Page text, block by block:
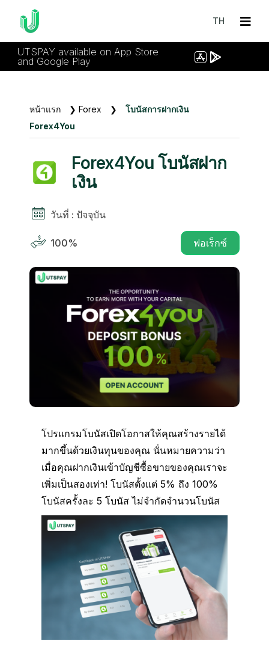
TH
UTSPAY available on App Store
and Google Play
หน้าแรก ❯ Forex ❯
โบนัสการฝากเงิน
Forex4You
Forex4You โบนัสฝาก
เงิน
วันที่ : ปัจจุบัน
100% ฟอเร็กซ์
โปรแกรมโบนัสเปิดโอกาสให้คุณสร้างรายได้
มากขึ้นด้วยเงินทุนของคุณ นั่นหมายความว่า
เมื่อคุณฝากเงินเข้าบัญชีซื้อขายของคุณเราจะ
เพิ่มเป็นสองเท่า! โบนัสตั้งแต่ 5% ถึง 100%
โบนัสครั้งละ 5 โบนัส ไม่จํากัดจํานวนโบนัส